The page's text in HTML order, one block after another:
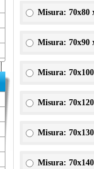
Misura: 70x80
Misura: 70x90
Misura:
Misura:
Misura:
Misura: